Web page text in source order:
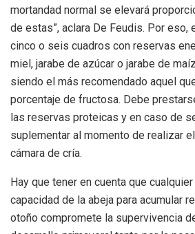
mortandad normal se elevará
de estas”, aclara De Feudis. Por eso,
cinco o seis cuadros con reservas
miel, jarabe de azúcar o jarabe de
siendo el más recomendado aquel
porcentaje de fructosa. Debe
las reservas proteicas y en caso de
suplementar al momento de realizar
cámara de cría.
Hay que tener en cuenta que
capacidad de la abeja para acumular
otoño compromete la supervivencia